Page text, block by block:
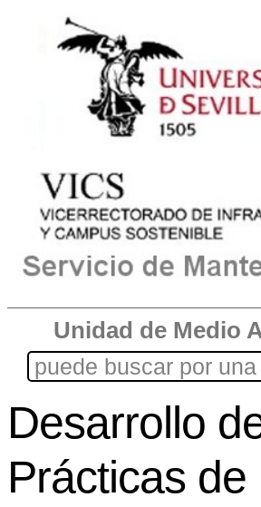
Unidad de Medio
Desarrollo
Prácticas de